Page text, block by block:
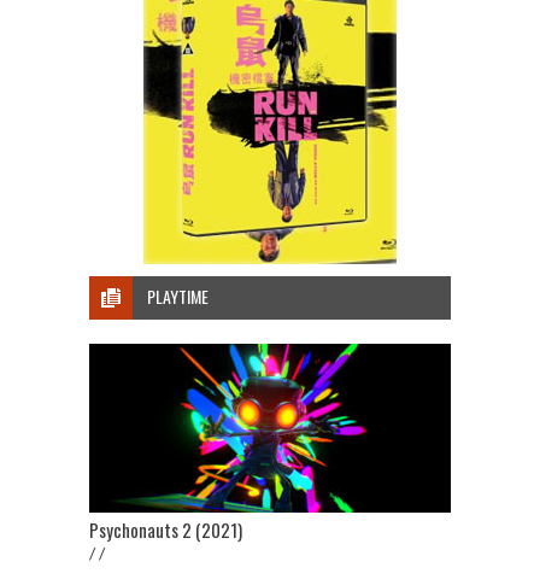
PLAYTIME
Psychonauts 2 (2021)
/ /